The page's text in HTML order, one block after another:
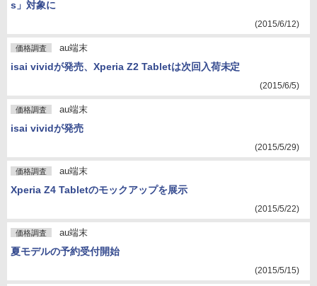
s」対象に
(2015/6/12)
価格調査 au端末
isai vividが発売、Xperia Z2 Tabletは次回入荷未定
(2015/6/5)
価格調査 au端末
isai vividが発売
(2015/5/29)
価格調査 au端末
Xperia Z4 Tabletのモックアップを展示
(2015/5/22)
価格調査 au端末
夏モデルの予約受付開始
(2015/5/15)